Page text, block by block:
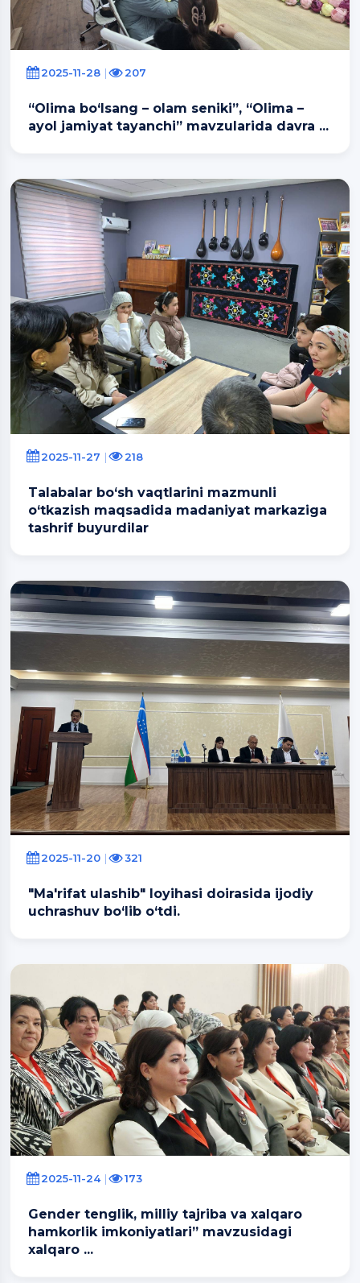
2025-11-28 207
“Olima bo‘lsang – olam seniki”, “Olimа –
ayol jamiyat tayanchi” mavzularida davra ...
2025-11-27 218
Talabalar bo‘sh vaqtlarini mazmunli
o‘tkazish maqsadida madaniyat markaziga
tashrif buyurdilar
2025-11-20 321
"Ma'rifat ulashib" loyihasi doirasida ijodiy
uchrashuv bo‘lib o‘tdi.
2025-11-24 173
Gender tenglik, milliy tajriba va xalqaro
hamkorlik imkoniyatlari” mavzusidagi
xalqaro ...